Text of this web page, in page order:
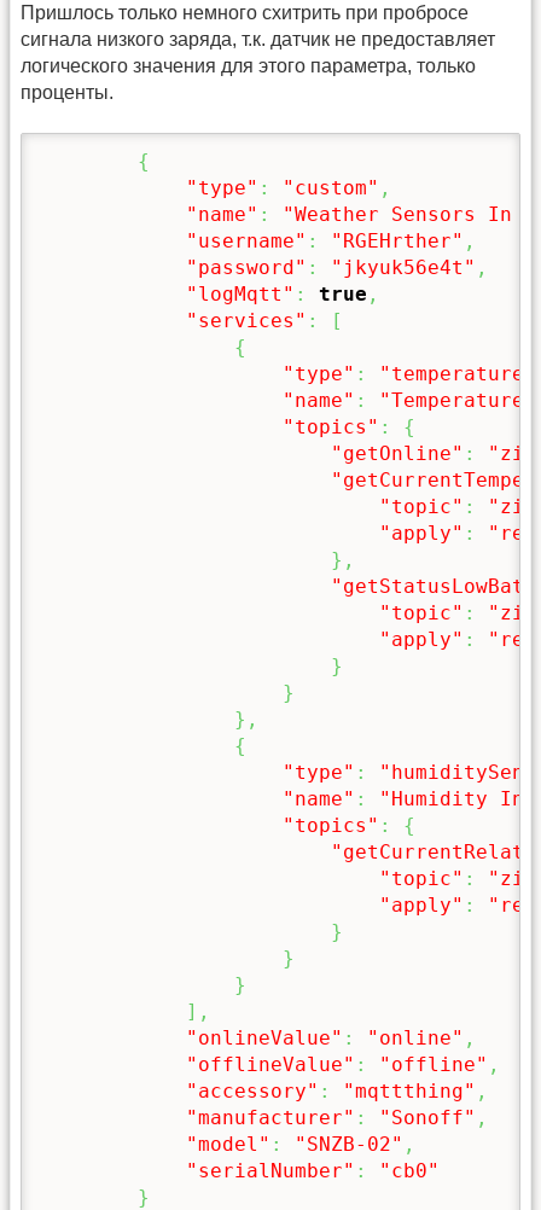
Пришлось только немного схитрить при пробросе
сигнала низкого заряда, т.к. датчик не предоставляет
логического значения для этого параметра, только
проценты.
{
"type" : "custom" ,
"name" :
"Weather Sensors In
"username" : "RGEHrther" ,
"password" : "jkyuk56e4t" ,
"logMqtt" : true ,
"services" :
[
{
"type" :
"name" :
"Temperature
"topics" :
{
"getOnline" :
"topic" :
"apply" :
} ,
"topic" :
"apply" :
}
}
} ,
{
"type" :
"name" :
"Humidity In
"topics" :
{
"topic" :
"apply" :
}
}
}
] ,
"onlineValue" : "online" ,
"offlineValue" : "offline" ,
"accessory" : "mqttthing" ,
"manufacturer" : "Sonoff" ,
"model" : "SNZB-02" ,
"serialNumber" :
"cb0"
}